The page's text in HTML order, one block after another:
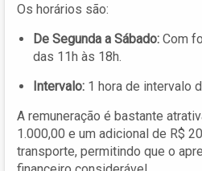
Os horários são:
De Segunda a Sábado: Com
das 11h às 18h.
Intervalo: 1 hora de intervalo
A remuneração é bastante
1.000,00 e um adicional de R$
transporte, permitindo que o